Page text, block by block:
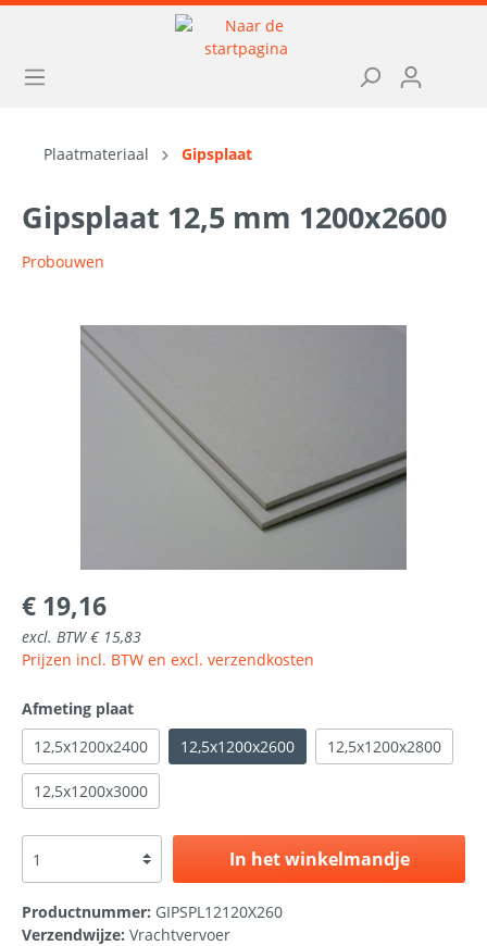
Plaatmateriaal Gipsplaat
Gipsplaat 12,5 mm 1200x2600
Probouwen
€ 19,16
excl. BTW € 15,83
Prijzen incl. BTW en excl. verzendkosten
Afmeting plaat
12,5x1200x2400
12,5x1200x2600 12,5x1200x2800
12,5x1200x3000
In het winkelmandje
Productnummer: GIPSPL12120X260
Verzendwijze: Vrachtvervoer